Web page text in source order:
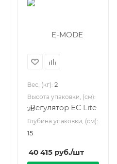
Вес, (кг): 2
Высота упаковки, (см):
20
Глубина упаковки, (см):
15
40 415 руб./шт